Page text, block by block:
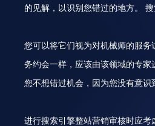
的见解，以识别您错过的地方。
您可以将它们视为对机械师的服
务约会一样，应该由该领域的专家
您不想错过机会，因为您没有意识
进行搜索引擎整站营销审核时应考